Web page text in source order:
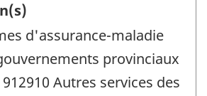
d'assurance-maladie
provinciaux
Autres services des